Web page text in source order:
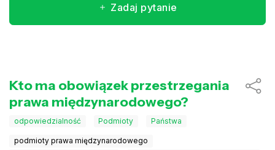
Zadaj pytanie
Kto ma obowiązek przestrzegania
prawa międzynarodowego?
odpowiedzialność Podmioty Państwa
podmioty prawa międzynarodowego